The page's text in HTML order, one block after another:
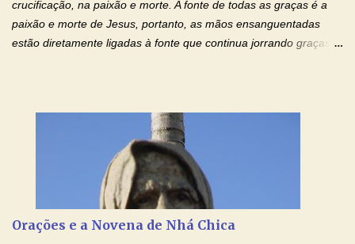
crucificação, na paixão e morte. A fonte de todas as graças é a
paixão e morte de Jesus, portanto, as mãos ensanguentadas
estão diretamente ligadas à fonte que continua jorrando graças
ensanguentadas, chagadas e abertas, sobre mim, neste
momento. Sinto-me completamente sem forças para prosseguir,
carregando as minhas cruzes. Preciso que a força e o poder de
Tuas Mãos, que suportaram a mais profunda dor ao serem
pregadas na Cruz, reergam-me e curem-me agora. Jesus, não
peço somente por mim, mas também por todos aqueles que mais
amo. Nós precisamos desesperadamente de cura física e
Orações e a Novena de Nhá Chica